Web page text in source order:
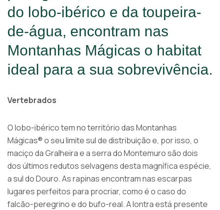
do lobo-ibérico e da toupeira-
de-água, encontram nas
Montanhas Mágicas o habitat
ideal para a sua sobrevivência.
Vertebrados
O lobo-ibérico tem no território das Montanhas
Mágicas® o seu limite sul de distribuição e, por isso, o
maciço da Gralheira e a serra do Montemuro são dois
dos últimos redutos selvagens desta magnífica espécie,
a sul do Douro. As rapinas encontram nas escarpas
lugares perfeitos para procriar, como é o caso do
falcão-peregrino e do bufo-real. A lontra está presente